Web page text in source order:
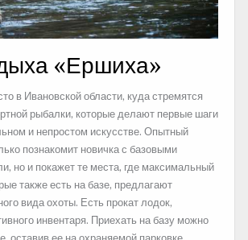
«Ершиха»
в Ивановской области, куда стремятся
рыбалки, которые делают первые шаги
и непростом искусстве. Опытный
познакомит новичка с базовыми
но и покажет те места, где максимальный
также есть на базе, предлагают
вида охоты. Есть прокат лодок,
инвентаря. Приехать на базу можно